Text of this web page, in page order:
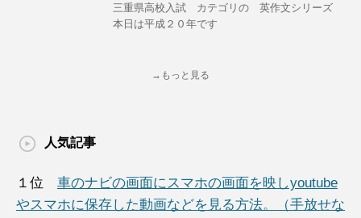
三重県高校入試 カテゴリの 英作文シリーズ
本日は平成２０年です
→もっと見る
人気記事
１位 車のナビの画面にスマホの画面を映しyoutube
やスマホに保存した動画などを見る方法。（手放せな